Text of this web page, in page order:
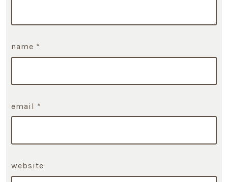
name *
email *
website